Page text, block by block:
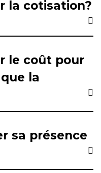
la cotisation?
le coût pour
la
sa présence